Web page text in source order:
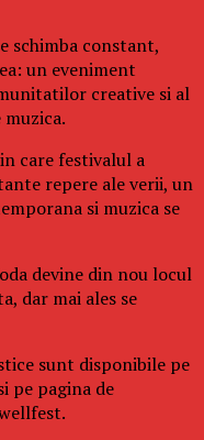
schimba constant,
un eveniment
creative si al
care festivalul a
repere ale verii, un
si muzica se
devine din nou locul
dar mai ales se
sunt disponibile pe
pe pagina de